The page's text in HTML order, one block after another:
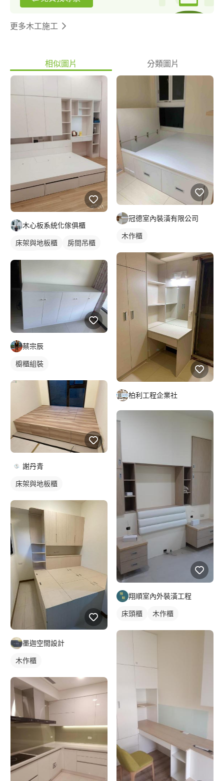
更多木工施工
相似圖片 分類圖片
木心板系統化傢俱櫃
床架與地板櫃
房間吊櫃
床頭櫃
蔡宗辰
櫥櫃組裝
謝丹青
床架與地板櫃
墨迦空間設計
木作櫃
冠德室內裝潢有限公司
木作櫃
柏利工程企業社
翔順室內外裝潢工程
床頭櫃 木作櫃